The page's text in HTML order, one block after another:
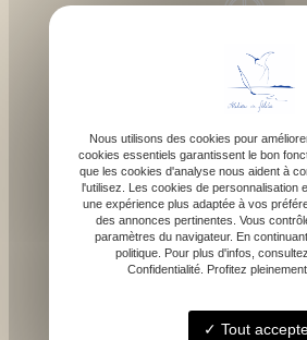
Lundi - Samedi : 9h -
06 08 95 80 82
Nous utilisons des cookies pour
cookies essentiels garantissent le bon
que les cookies d'analyse nous aident à
l'utilisez. Les cookies de personnalisation
une expérience plus adaptée à vos
des annonces pertinentes. Vous
paramètres du navigateur. En
politique. Pour plus d'infos,
Confidentialité. Profitez
Tout